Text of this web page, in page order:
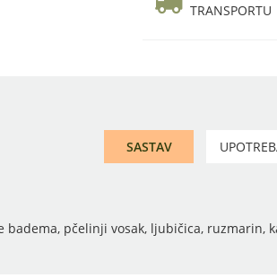
TRANSPORTU
SASTAV
pčelinji vosak, ljubičica, ruzmarin,